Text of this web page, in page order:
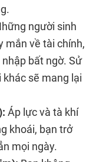
người sinh
mắn về tài chính,
bất ngờ. Sử
sẽ mang lại
Áp lực và tà khí
khoái, bạn trở
mọi ngày.